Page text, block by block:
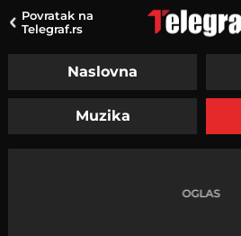
Povratak na
Telegraf.rs
Naslovna
Muzika